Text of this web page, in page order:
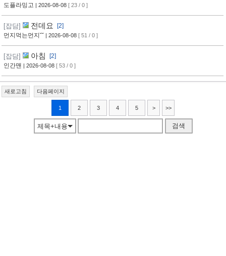
도플라밍고 | 2026-08-08 [ 23 / 0 ]
[잡담] 전데요
[2]
먼지먹는먼지˘˘ | 2026-08-08 [ 51 / 0 ]
[잡담] 아침
[2]
인간맨 | 2026-08-08 [ 53 / 0 ]
새로고침 다음페이지
1 2 3 4 5 > >>
제목+내용 검색